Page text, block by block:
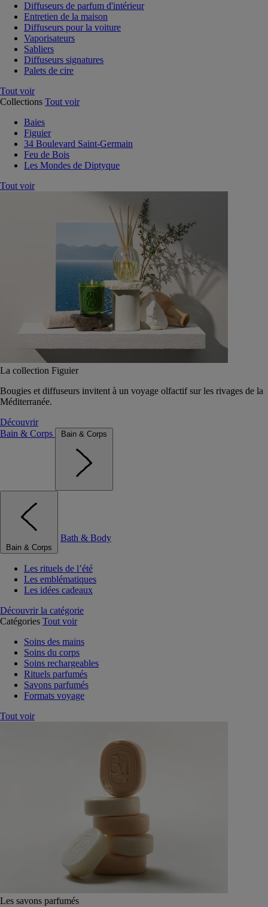
Diffuseurs de parfum d'intérieur
Entretien de la maison
Diffuseurs pour la voiture
Vaporisateurs
Sabliers
Diffuseurs signatures
Palets de cire
Tout voir
Collections Tout voir
Baies
Figuier
34 Boulevard Saint-Germain
Feu de Bois
Les Mondes de Diptyque
Tout voir
La collection Figuier
Bougies et diffuseurs invitent à un voyage olfactif sur les rivages de la
Méditerranée.
Découvrir
Bain & Corps
Bain & Corps
Bain & Corps
Bath & Body
Les rituels de l’été
Les emblématiques
Les idées cadeaux
Découvrir la catégorie
Catégories Tout voir
Soins des mains
Soins du corps
Soins rechargeables
Rituels parfumés
Savons parfumés
Formats voyage
Tout voir
Les savons parfumés